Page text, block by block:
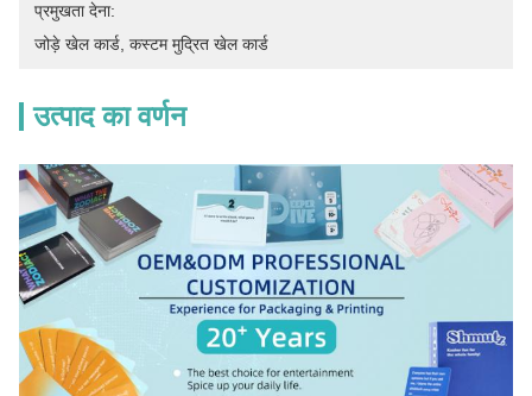
प्रमुखता देना:
जोड़े खेल कार्ड कस्टम मुद्रित खेल कार्ड
उत्पाद का वर्णन